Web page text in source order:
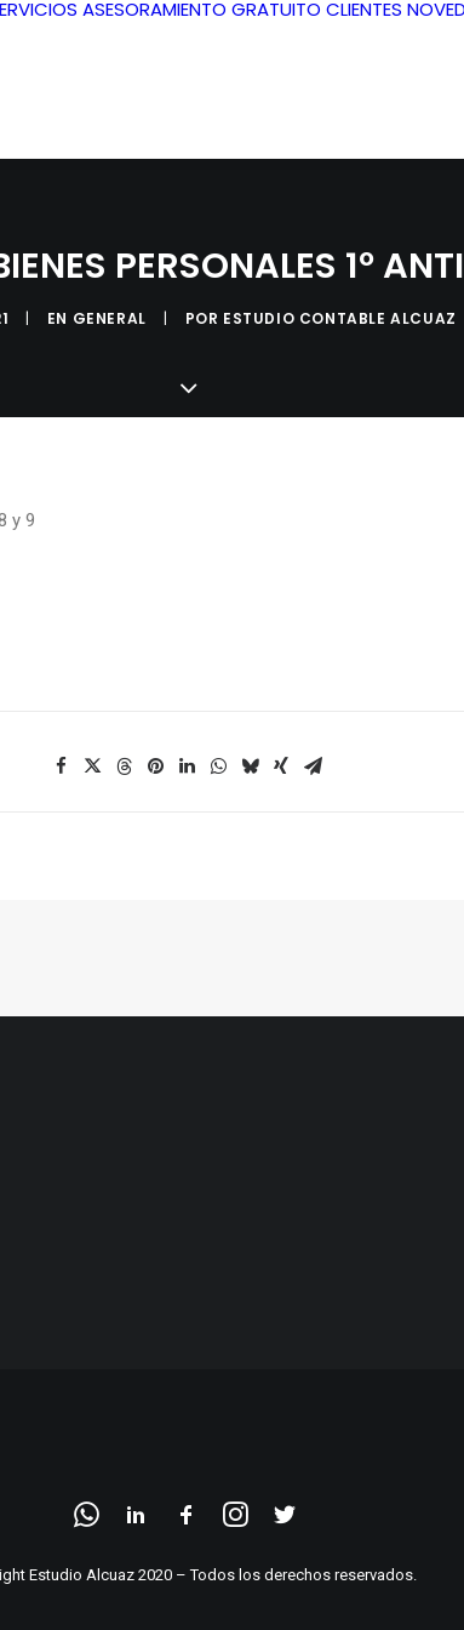
ASESORAMIENTO GRATUITO CLIENTES
PERSONALES 1º
| EN GENERAL | POR ESTUDIO CONTABLE ALCUAZ
y 9
Estudio Alcuaz 2020 – Todos los derechos reservados.